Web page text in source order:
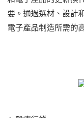
要。通過選材、設計
電子產品制造所需的